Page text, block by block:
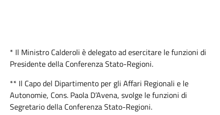
* Il Ministro Calderoli è delegato ad esercitare le funzioni di
Presidente della Conferenza Stato-Regioni.
** Il Capo del Dipartimento per gli Affari Regionali e le
Autonomie, Cons. Paola D’Avena, svolge le funzioni di
Segretario della Conferenza Stato-Regioni.